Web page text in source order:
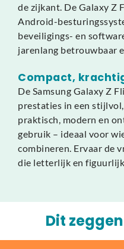
de zijkant. De Galaxy Z
Android-
beveiligings- en
jarenlang betrouwbaar
Compact,
De Samsung Galaxy Z
prestaties in een
praktisch, modern en
gebruik – ideaal voor
combineren. Ervaar de
die letterlijk en
Dit